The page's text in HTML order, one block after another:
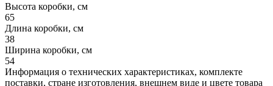
Высота коробки, см
65
Длина коробки, см
38
Ширина коробки, см
54
Информация о технических характеристиках, комплекте
поставки, стране изготовления, внешнем виде и цвете товара